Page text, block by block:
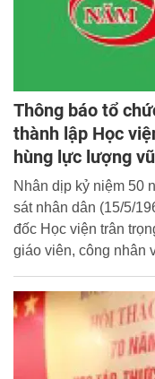
Thông báo tổ
thành lập Học
hùng lực lượng
Nhân dịp kỷ niệm 50
sát nhân dân (15/5/1968 - 15/5/
đốc Học viện trân
giáo viên, công nhân